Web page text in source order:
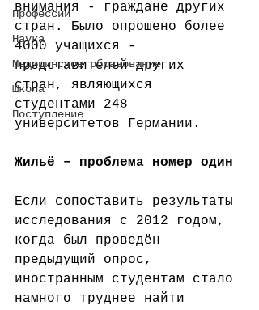
Профессии
Наука
Медицинское образование
Школа
Поступление
внимания - граждане других
стран. Было опрошено более
4000 учащихся -
представителей других
стран, являющихся
студентами 248
университетов Германии.
Жильё – проблема номер один
Если сопоставить результаты
исследования с 2012 годом,
когда был проведён
предыдущий опрос,
иностранным студентам стало
намного труднее найти